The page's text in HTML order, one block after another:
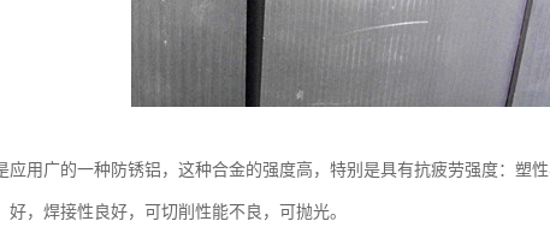
应用广的一种防锈铝，这种合金的强度高，特别是具有抗疲劳强度：塑
好，焊接性良好，可切削性能不良，可抛光。